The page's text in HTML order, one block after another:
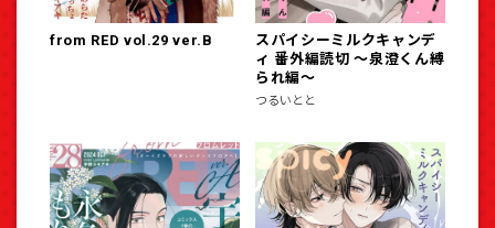
from RED vol.29 ver.B
スパイシーミルクキャンデ
ィ 番外編読切 ～泉澄くん縛
られ編～
つるいとと